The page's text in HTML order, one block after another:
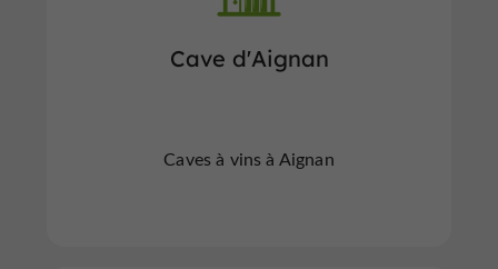
Cave d'Aignan
Caves à vins à Aignan